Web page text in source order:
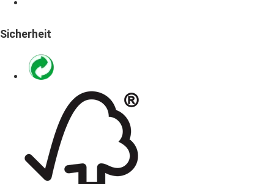
Sicherheit